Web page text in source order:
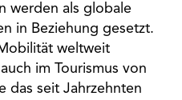
werden als globale
in Beziehung gesetzt.
weltweit
im Tourismus von
das seit Jahrzehnten